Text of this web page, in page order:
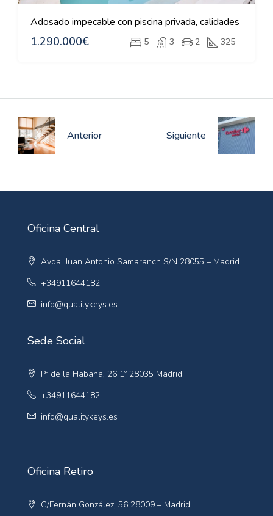
Adosado impecable con piscina privada, calidades
1.290.000€ 5 3 2 325
Anterior Siguiente
Oficina Central
Avda. Juan Antonio Samaranch S/N 28055 – Madrid
+34911644182
info@qualitykeys.es
Sede Social
Pº de la Habana, 26 1º 28035 Madrid
+34911644182
info@qualitykeys.es
Oficina Retiro
C/Fernán González, 56 28009 – Madrid